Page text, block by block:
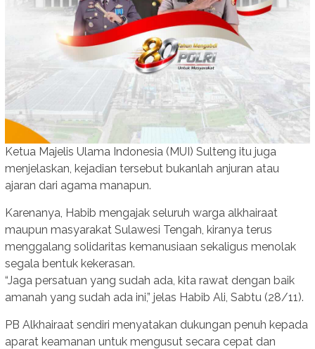
Ketua Majelis Ulama Indonesia (MUI) Sulteng itu juga
menjelaskan, kejadian tersebut bukanlah anjuran atau
ajaran dari agama manapun.
Karenanya, Habib mengajak seluruh warga alkhairaat
maupun masyarakat Sulawesi Tengah, kiranya terus
menggalang solidaritas kemanusiaan sekaligus menolak
segala bentuk kekerasan.
“Jaga persatuan yang sudah ada, kita rawat dengan baik
amanah yang sudah ada ini,” jelas Habib Ali, Sabtu (28/11).
PB Alkhairaat sendiri menyatakan dukungan penuh kepada
aparat keamanan untuk mengusut secara cepat dan